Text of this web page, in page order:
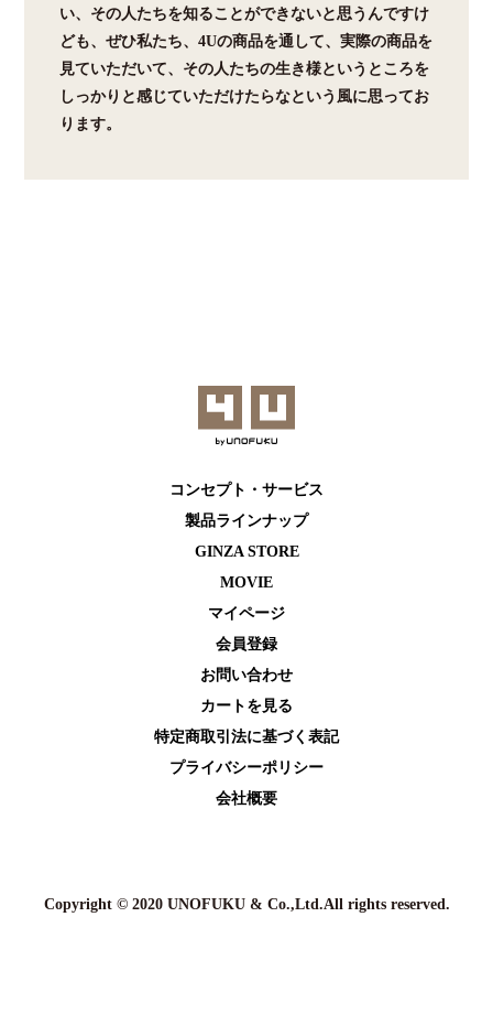
い、その人たちを知ることができないと思うんですけ
ども、ぜひ私たち、4Uの商品を通して、実際の商品を
見ていただいて、その人たちの生き様というところを
しっかりと感じていただけたらなという風に思ってお
ります。
コンセプト・サービス
製品ラインナップ
GINZA STORE
MOVIE
マイページ
会員登録
お問い合わせ
カートを⾒る
特定商取引法に基づく表記
プライバシーポリシー
会社概要
Copyright © 2020 UNOFUKU & Co.,Ltd.All rights reserved.